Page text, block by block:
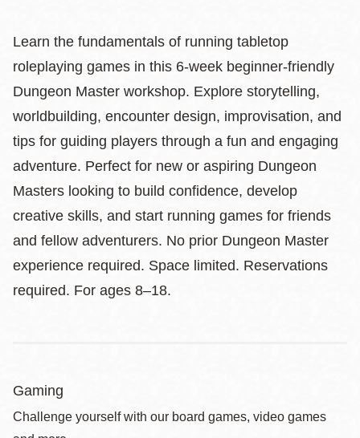
Learn the fundamentals of running tabletop
roleplaying games in this 6-week beginner-friendly
Dungeon Master workshop. Explore storytelling,
worldbuilding, encounter design, improvisation, and
tips for guiding players through a fun and engaging
adventure. Perfect for new or aspiring Dungeon
Masters looking to build confidence, develop
creative skills, and start running games for friends
and fellow adventurers. No prior Dungeon Master
experience required. Space limited. Reservations
required. For ages 8–18.
Gaming
Challenge yourself with our board games, video games